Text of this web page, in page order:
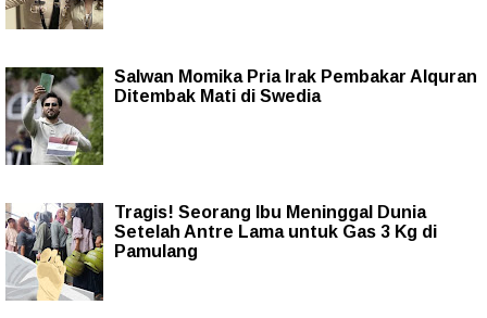
Salwan Momika Pria Irak Pembakar Alquran
Ditembak Mati di Swedia
Tragis! Seorang Ibu Meninggal Dunia
Setelah Antre Lama untuk Gas 3 Kg di
Pamulang